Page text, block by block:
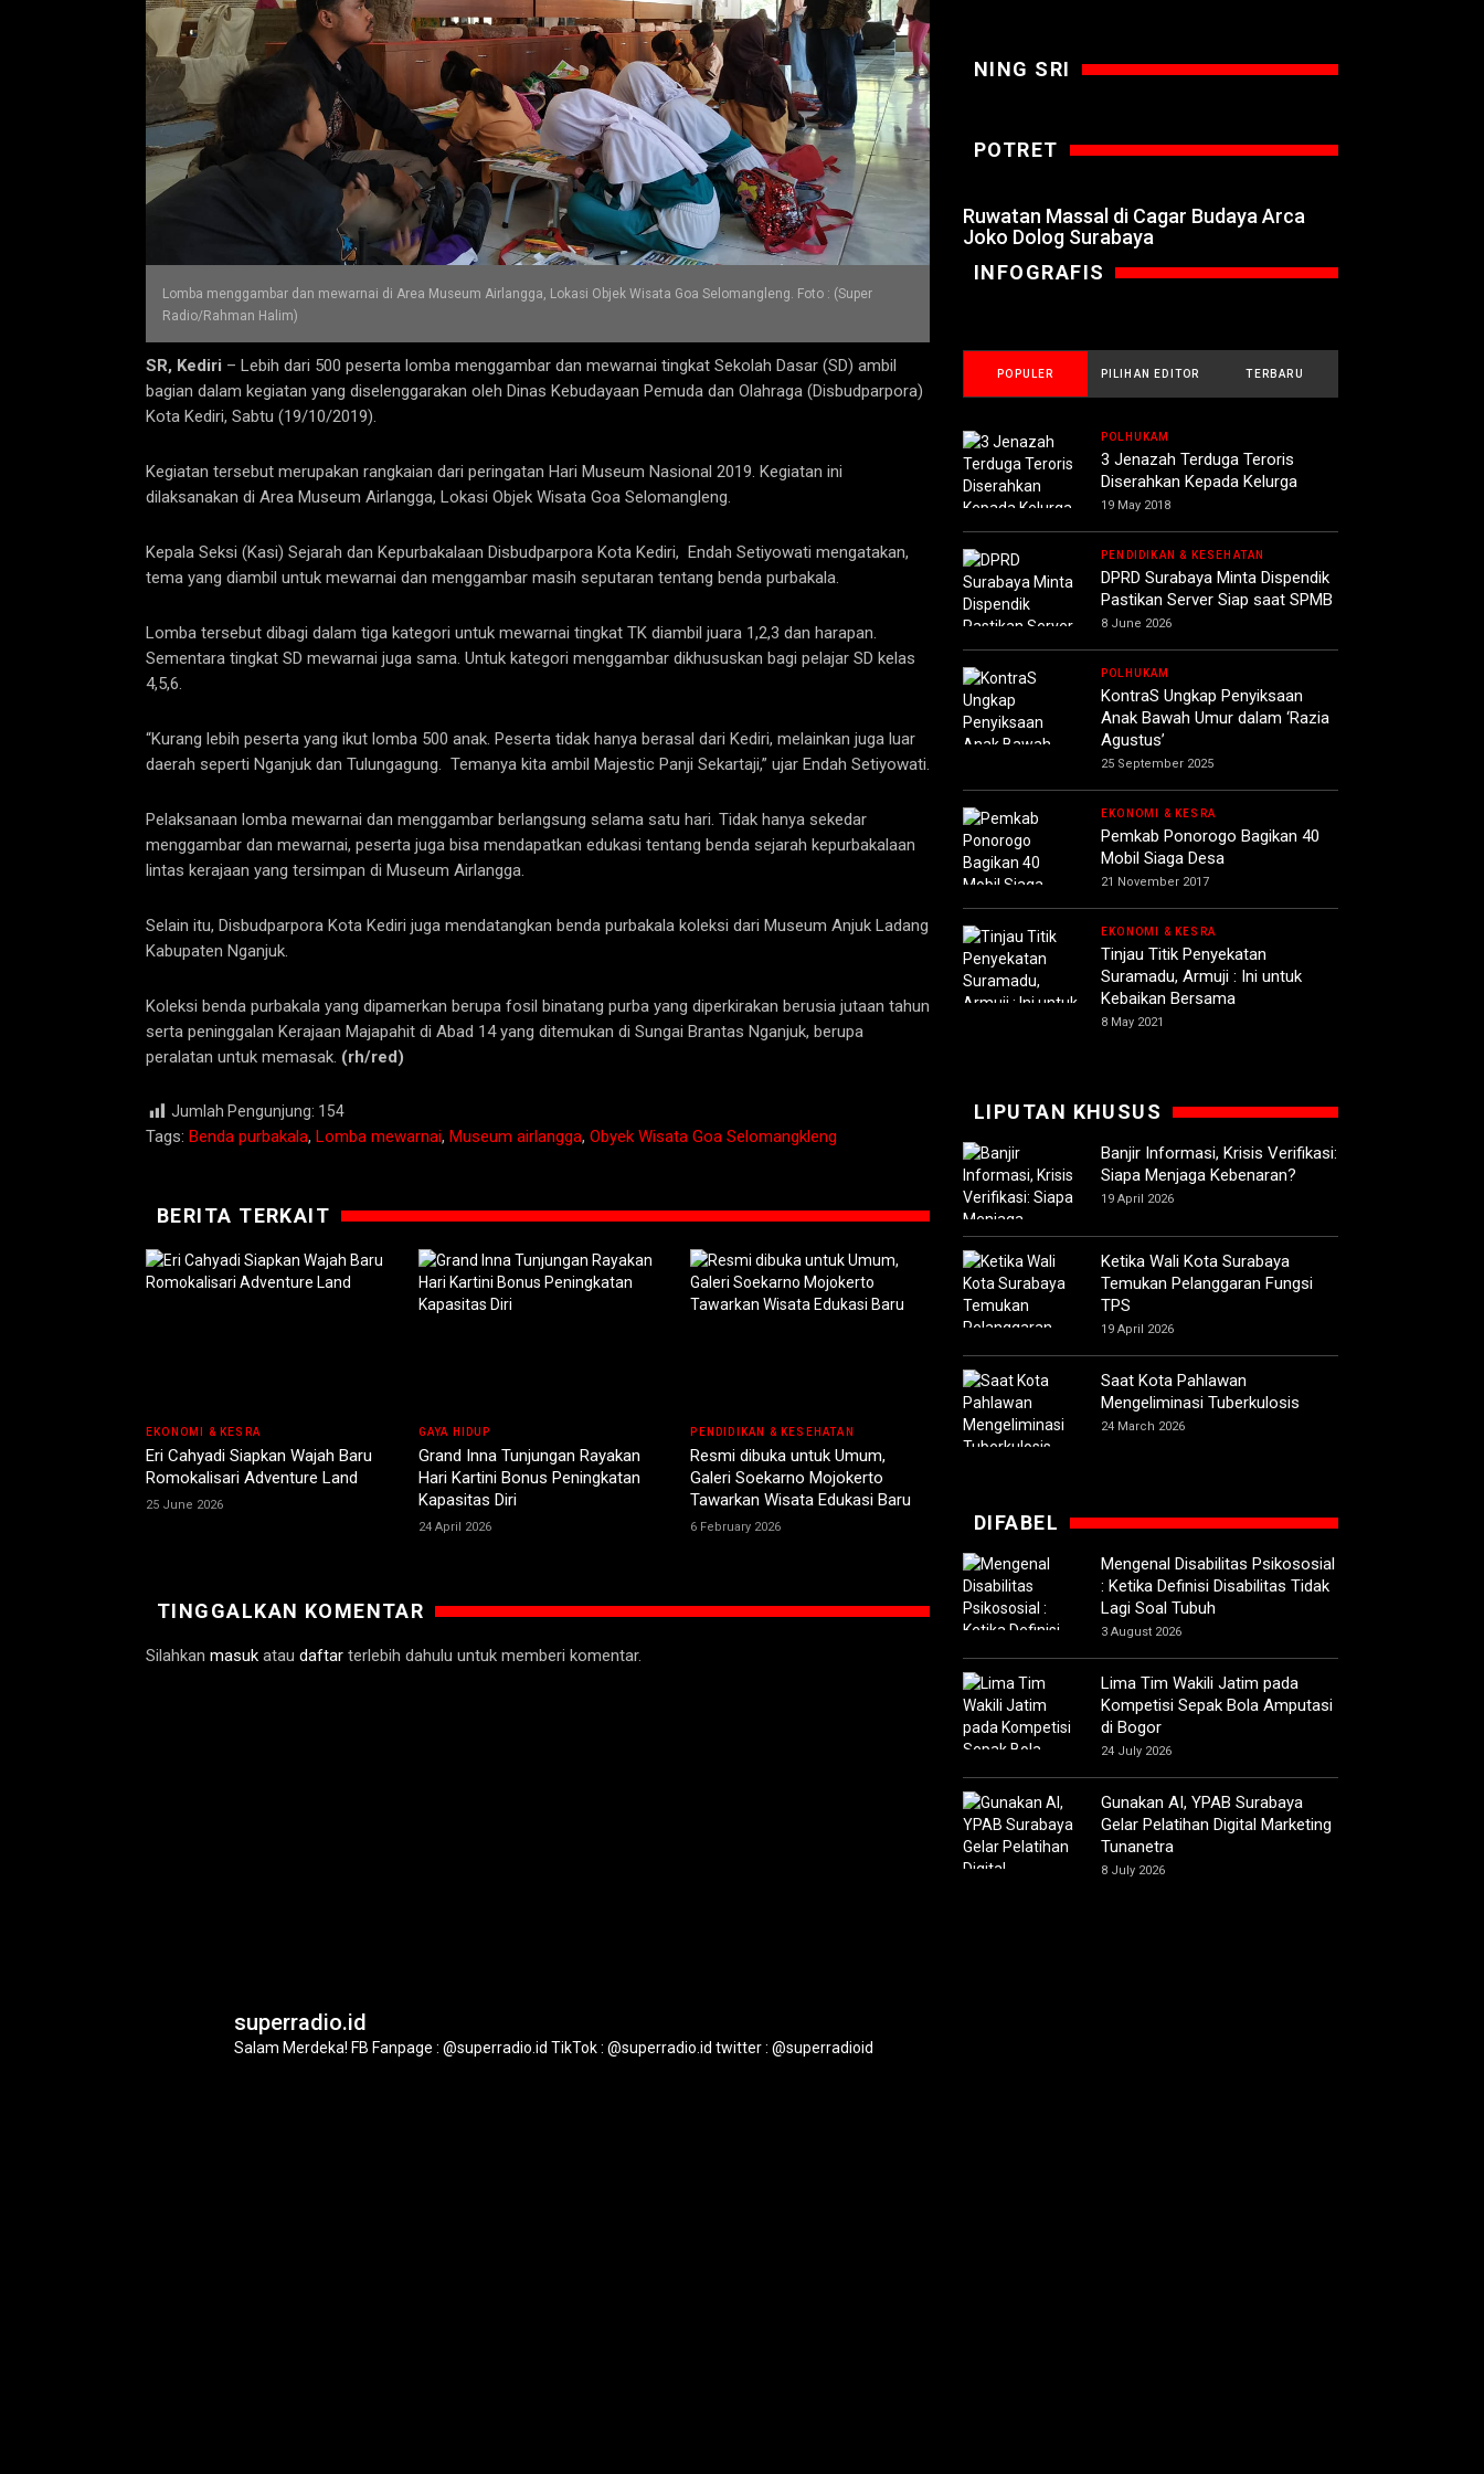
Lomba menggambar dan mewarnai di Area Museum Airlangga, Lokasi Objek Wisata Goa Selomangleng. Foto : (Super
Radio/Rahman Halim)
SR, Kediri – Lebih dari 500 peserta lomba menggambar dan mewarnai tingkat Sekolah Dasar (SD) ambil
bagian dalam kegiatan yang diselenggarakan oleh Dinas Kebudayaan Pemuda dan Olahraga (Disbudparpora)
Kota Kediri, Sabtu (19/10/2019).
Kegiatan tersebut merupakan rangkaian dari peringatan Hari Museum Nasional 2019. Kegiatan ini
dilaksanakan di Area Museum Airlangga, Lokasi Objek Wisata Goa Selomangleng.
Kepala Seksi (Kasi) Sejarah dan Kepurbakalaan Disbudparpora Kota Kediri, Endah Setiyowati mengatakan,
tema yang diambil untuk mewarnai dan menggambar masih seputaran tentang benda purbakala.
Lomba tersebut dibagi dalam tiga kategori untuk mewarnai tingkat TK diambil juara 1,2,3 dan harapan.
Sementara tingkat SD mewarnai juga sama. Untuk kategori menggambar dikhususkan bagi pelajar SD kelas
4,5,6.
“Kurang lebih peserta yang ikut lomba 500 anak. Peserta tidak hanya berasal dari Kediri, melainkan juga luar
daerah seperti Nganjuk dan Tulungagung. Temanya kita ambil Majestic Panji Sekartaji,” ujar Endah Setiyowati.
Pelaksanaan lomba mewarnai dan menggambar berlangsung selama satu hari. Tidak hanya sekedar
menggambar dan mewarnai, peserta juga bisa mendapatkan edukasi tentang benda sejarah kepurbakalaan
lintas kerajaan yang tersimpan di Museum Airlangga.
Selain itu, Disbudparpora Kota Kediri juga mendatangkan benda purbakala koleksi dari Museum Anjuk Ladang
Kabupaten Nganjuk.
Koleksi benda purbakala yang dipamerkan berupa fosil binatang purba yang diperkirakan berusia jutaan tahun
serta peninggalan Kerajaan Majapahit di Abad 14 yang ditemukan di Sungai Brantas Nganjuk, berupa
peralatan untuk memasak. (rh/red)
Jumlah Pengunjung: 154
Tags: Benda purbakala, Lomba mewarnai, Museum airlangga, Obyek Wisata Goa Selomangkleng
BERITA TERKAIT
EKONOMI & KESRA
Eri Cahyadi Siapkan Wajah Baru
Romokalisari Adventure Land
25 June 2026
GAYA HIDUP
Grand Inna Tunjungan Rayakan
Hari Kartini Bonus Peningkatan
Kapasitas Diri
24 April 2026
PENDIDIKAN & KESEHATAN
Resmi dibuka untuk Umum,
Galeri Soekarno Mojokerto
Tawarkan Wisata Edukasi Baru
6 February 2026
TINGGALKAN KOMENTAR
Silahkan masuk atau daftar terlebih dahulu untuk memberi komentar.
NING SRI
POTRET
Ruwatan Massal di Cagar Budaya Arca
Joko Dolog Surabaya
INFOGRAFIS
POPULER PILIHAN EDITOR TERBARU
POLHUKAM
3 Jenazah Terduga Teroris
Diserahkan Kepada Kelurga
19 May 2018
PENDIDIKAN & KESEHATAN
DPRD Surabaya Minta Dispendik
Pastikan Server Siap saat SPMB
8 June 2026
POLHUKAM
KontraS Ungkap Penyiksaan
Anak Bawah Umur dalam ‘Razia
Agustus’
25 September 2025
EKONOMI & KESRA
Pemkab Ponorogo Bagikan 40
Mobil Siaga Desa
21 November 2017
EKONOMI & KESRA
Tinjau Titik Penyekatan
Suramadu, Armuji : Ini untuk
Kebaikan Bersama
8 May 2021
LIPUTAN KHUSUS
Banjir Informasi, Krisis Verifikasi:
Siapa Menjaga Kebenaran?
19 April 2026
Ketika Wali Kota Surabaya
Temukan Pelanggaran Fungsi
TPS
19 April 2026
Saat Kota Pahlawan
Mengeliminasi Tuberkulosis
24 March 2026
DIFABEL
Mengenal Disabilitas Psikososial
: Ketika Definisi Disabilitas Tidak
Lagi Soal Tubuh
3 August 2026
Lima Tim Wakili Jatim pada
Kompetisi Sepak Bola Amputasi
di Bogor
24 July 2026
Gunakan AI, YPAB Surabaya
Gelar Pelatihan Digital Marketing
Tunanetra
8 July 2026
superradio.id
Salam Merdeka! FB Fanpage : @superradio.id TikTok : @superradio.id twitter : @superradioid